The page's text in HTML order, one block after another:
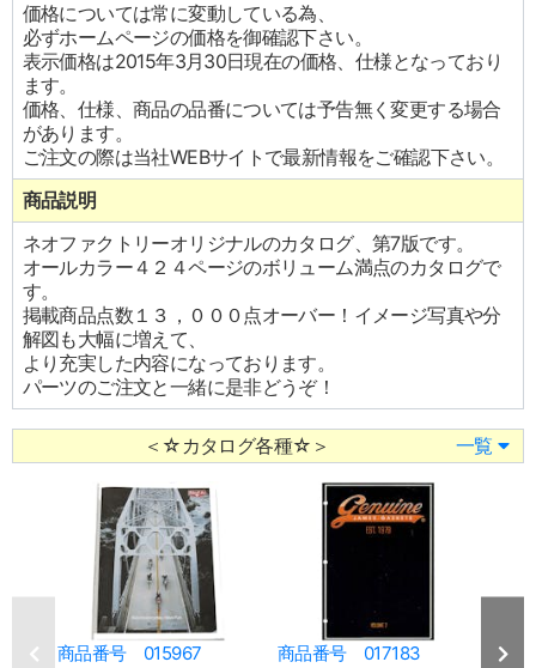
価格については常に変動している為、
必ずホームページの価格を御確認下さい。
表示価格は2015年3月30日現在の価格、仕様となっており
ます。
価格、仕様、商品の品番については予告無く変更する場合
があります。
ご注文の際は当社WEBサイトで最新情報をご確認下さい。
商品説明
ネオファクトリーオリジナルのカタログ、第7版です。
オールカラー４２４ページのボリューム満点のカタログで
す。
掲載商品点数１３，０００点オーバー！イメージ写真や分
解図も大幅に増えて、
より充実した内容になっております。
パーツのご注文と一緒に是非どうぞ！
＜☆カタログ各種☆＞ 一覧
商品番号 015967 商品番号 017183 商